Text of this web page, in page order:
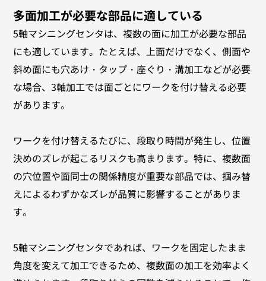
多面加工が必要な部品に適している
5軸マシニングセンタは、複数の面に加工が必要な部品
にも適しています。たとえば、上面だけでなく、側面や
斜め面にも穴あけ・タップ・座ぐり・溝加工などが必要
な場合、3軸加工では面ごとにワークを付け替える必要
があります。
ワークを付け替えるたびに、段取り時間が発生し、位置
決めのズレが起こるリスクも高まります。特に、複数面
の穴位置や面同士の関係精度が重要な部品では、掴み替
えによるわずかなズレが品質に影響することがありま
す。
5軸マシニングセンタであれば、ワークを固定したまま
角度を変えて加工できるため、複数面の加工を効率よく